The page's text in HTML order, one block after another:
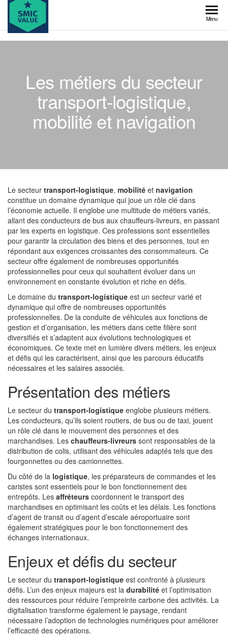
Skip
the
content
value
Menu
Les métiers du secteur
transport-logistique,
mobilité et navigation
Le secteur transport-logistique, mobilité et navigation
constitue un domaine dynamique qui joue un rôle clé dans
l’économie actuelle. Il englobe une multitude de métiers variés,
allant des conducteurs de bus aux chauffeurs-livreurs, en passant
par les experts en logistique. Ces professions sont essentielles
pour garantir la circulation des biens et des personnes, tout en
répondant aux exigences croissantes des consommateurs. Ce
secteur offre également de nombreuses opportunités
professionnelles pour ceux qui souhaitent évoluer dans un
environnement en constante évolution et riche en défis.
Le domaine du transport-logistique est un secteur varié et
dynamique qui offre de nombreuses opportunités
professionnelles. De la conduite de véhicules aux fonctions de
gestion et d’organisation, les métiers dans cette filière sont
diversifiés et s’adaptent aux évolutions technologiques et
économiques. Ce texte met en lumière divers métiers, les enjeux
et défis qui les caractérisent, ainsi que les parcours éducatifs
nécessaires et les salaires associés.
Présentation des métiers
Le secteur du transport-logistique englobe plusieurs métiers.
Les conducteurs, qu’ils soient routiers, de bus ou de taxi, jouent
un rôle clé dans le mouvement des personnes et des
marchandises. Les chauffeurs-livreurs sont responsables de la
distribution de colis, utilisant des véhicules adaptés tels que des
fourgonnettes ou des camionnettes.
Du côté de la logistique, les préparateurs de commandes et les
caristes sont essentiels pour le bon fonctionnement des
entrepôts. Les affréteurs coordonnent le transport des
marchandises en optimisant les coûts et les délais. Les fonctions
d’agent de transit ou d’agent d’escale aéroportuaire sont
également stratégiques pour le bon fonctionnement des
échanges internationaux.
Enjeux et défis du secteur
Le secteur du transport-logistique est confronté à plusieurs
défis. L’un des enjeux majeurs est la durabilité et l’optimisation
des ressources pour réduire l’empreinte carbone des activités. La
digitalisation transforme également le paysage, rendant
nécessaire l’adoption de technologies numériques pour améliorer
l’efficacité des opérations.